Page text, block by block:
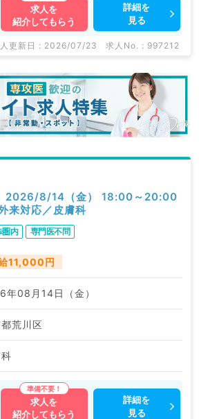
求人を
紹介してもらう
詳細を
見る
更新日 : 2026/07/23 求人No. : 997212
】2026/8/14（金） 18:00～20:00
来対応／皮膚科
圏内 専門医不問
11,000円
年08月14日（金）
荒川区
求人を
紹介してもらう
詳細を
見る